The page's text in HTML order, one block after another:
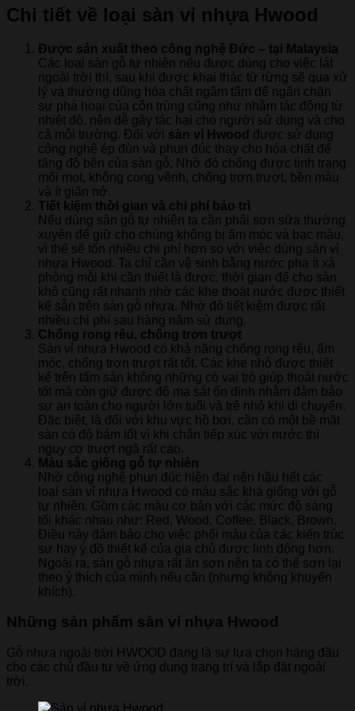
Chi tiết về loại sàn vỉ nhựa Hwood
Được sản xuất theo công nghệ Đức – tại Malaysia
Các loại sàn gỗ tự nhiên nếu được dùng cho việc lát
ngoài trời thì, sau khi được khai thác từ rừng sẽ qua xử
lý và thường dùng hóa chất ngâm tẩm để ngăn chặn
sự phá hoại của côn trùng cũng như nhằm tác động từ
nhiệt độ, nên dễ gây tác hại cho người sử dụng và cho
cả môi trường. Đối với sàn vỉ Hwood được sử dụng
công nghệ ép đùn và phun đúc thay cho hóa chất để
tăng độ bền của sàn gỗ. Nhờ đó chống được tình trạng
mối mọt, không cong vênh, chống trơn trượt, bền màu
và ít giãn nở.
Tiết kiệm thời gian và chi phí bảo trì
Nếu dùng sàn gỗ tự nhiên ta cần phải sơn sửa thường
xuyên để giữ cho chúng không bị ẩm móc và bạc màu,
vì thế sẽ tốn nhiều chi phí hơn so với việc dùng sàn vỉ
nhựa Hwood. Ta chỉ cần vệ sinh bằng nước pha ít xà
phòng mỗi khi cần thiết là được, thời gian để cho sàn
khô cũng rất nhanh nhờ các khe thoát nước được thiết
kế sẵn trên sàn gỗ nhựa. Nhờ đó tiết kiệm được rất
nhiều chi phí sau hàng năm sử dụng.
Chống rong rêu, chống trơn trượt
Sàn vỉ nhựa Hwood có khả năng chống rong rêu, ẩm
móc, chống trơn trượt rất tốt. Các khe nhỏ được thiết
kế trên tấm sàn không những có vai trò giúp thoát nước
tốt mà còn giữ được độ ma sát ổn định nhằm đảm bảo
sự an toàn cho người lớn tuổi và trẻ nhỏ khi di chuyển.
Đặc biệt, là đối với khu vực hồ bơi, cần có một bề mặt
sàn có độ bám tốt vì khi chân tiếp xúc với nước thì
nguy cơ trượt ngã rất cao.
Màu sắc giống gỗ tự nhiên
Nhờ công nghệ phun đúc hiện đại nên hầu hết các
loại sàn vỉ nhựa Hwood có màu sắc khá giống với gỗ
tự nhiên. Gồm các màu cơ bản với các mức độ sáng
tối khác nhau như: Red, Wood, Coffee, Black, Brown.
Điều này đảm bảo cho việc phối màu của các kiến trúc
sư hay ý đồ thiết kế của gia chủ được linh động hơn.
Ngoài ra, sàn gỗ nhựa rất ăn sơn nên ta có thể sơn lại
theo ý thích của mình nếu cần (nhưng không khuyến
khích).
Những sản phẩm sàn vỉ nhựa Hwood
Gỗ nhựa ngoài trời HWOOD đang là sự lựa chọn hàng đầu
cho các chủ đầu tư về ứng dụng trang trí và lắp đặt ngoài
trời.